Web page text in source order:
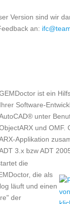
Version sind wir
an:
ist ein
Ihrer Software-
unter
und OMF.
Applikation
3.x bzw ADT
die
die als
läuft und einen
der